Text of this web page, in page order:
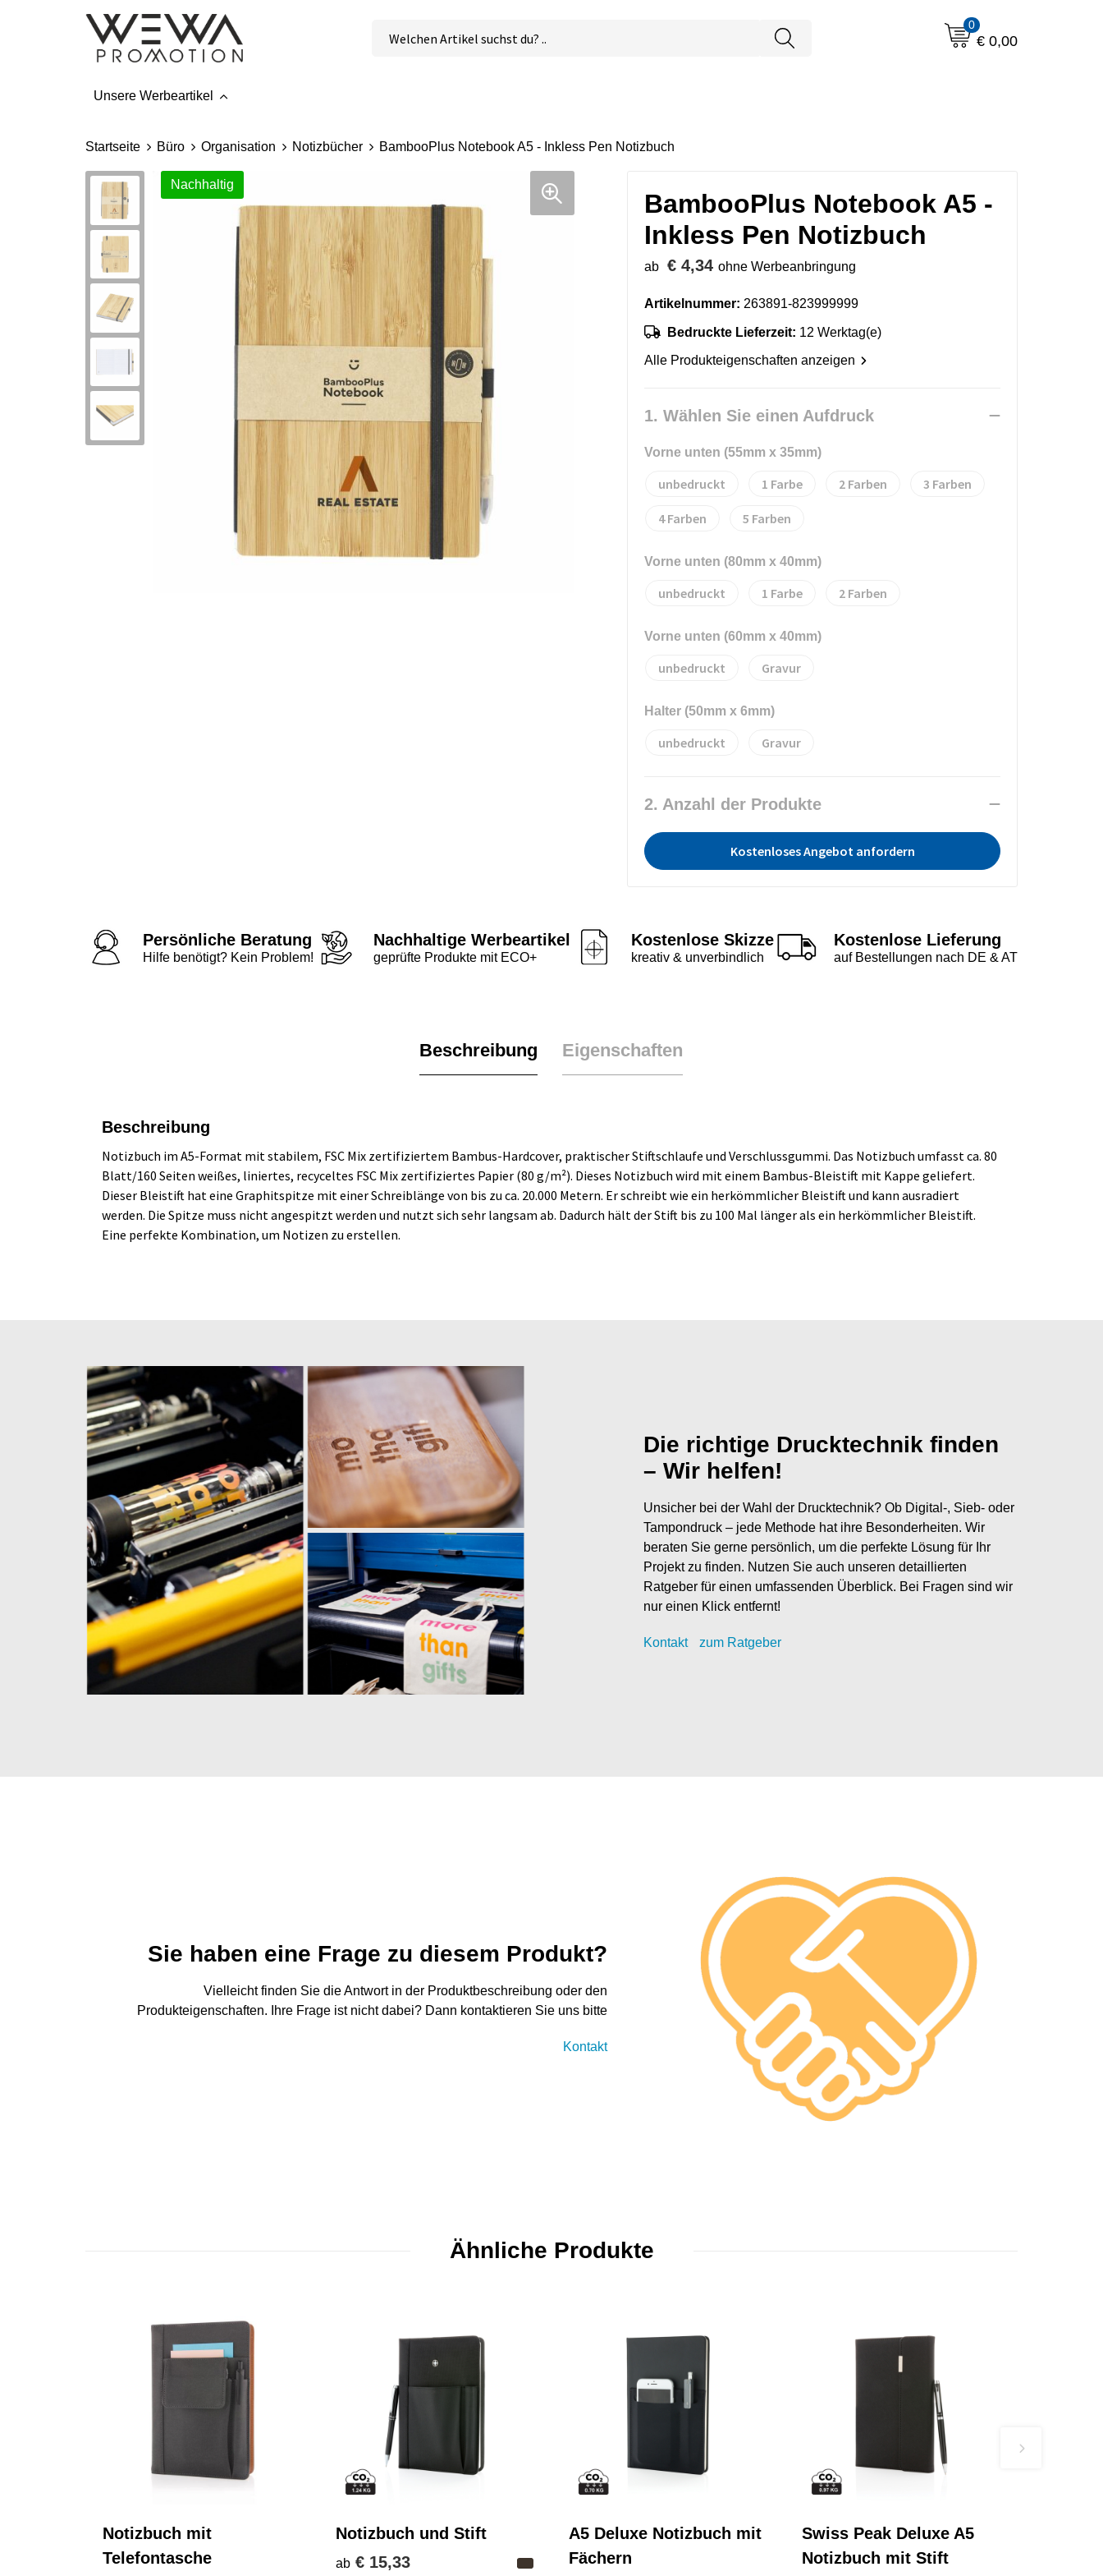
0
€ 0,00
Unsere Werbeartikel
Startseite Büro Organisation Notizbücher BambooPlus Notebook A5 - Inkless Pen Notizbuch
Nachhaltig
BambooPlus Notebook A5 -
Inkless Pen Notizbuch
ab € 4,34 ohne Werbeanbringung
Artikelnummer: 263891-823999999
Bedruckte Lieferzeit: 12 Werktag(e)
Alle Produkteigenschaften anzeigen
1. Wählen Sie einen Aufdruck
Vorne unten (55mm x 35mm)
unbedruckt 1 2 3
4 5
Vorne unten (80mm x 40mm)
unbedruckt 1 2
Vorne unten (60mm x 40mm)
unbedruckt Gravur
Halter (50mm x 6mm)
unbedruckt Gravur
2. Anzahl der Produkte
Kostenloses Angebot anfordern
Persönliche Beratung
Hilfe benötigt? Kein Problem!
Nachhaltige Werbeartikel
geprüfte Produkte mit ECO+
Kostenlose Skizze
kreativ & unverbindlich
Kostenlose Lieferung
auf Bestellungen nach DE & AT
Beschreibung Eigenschaften
Beschreibung
Notizbuch im A5-Format mit stabilem, FSC Mix zertifiziertem Bambus-Hardcover, praktischer Stiftschlaufe und Verschlussgummi. Das Notizbuch umfasst ca. 80
Blatt/160 Seiten weißes, liniertes, recyceltes FSC Mix zertifiziertes Papier (80 g/m²). Dieses Notizbuch wird mit einem Bambus-Bleistift mit Kappe geliefert.
Dieser Bleistift hat eine Graphitspitze mit einer Schreiblänge von bis zu ca. 20.000 Metern. Er schreibt wie ein herkömmlicher Bleistift und kann ausradiert
werden. Die Spitze muss nicht angespitzt werden und nutzt sich sehr langsam ab. Dadurch hält der Stift bis zu 100 Mal länger als ein herkömmlicher Bleistift.
Eine perfekte Kombination, um Notizen zu erstellen.
Die richtige Drucktechnik finden
– Wir helfen!
Unsicher bei der Wahl der Drucktechnik? Ob Digital-, Sieb- oder
Tampondruck – jede Methode hat ihre Besonderheiten. Wir
beraten Sie gerne persönlich, um die perfekte Lösung für Ihr
Projekt zu finden. Nutzen Sie auch unseren detaillierten
Ratgeber für einen umfassenden Überblick. Bei Fragen sind wir
nur einen Klick entfernt!
Kontakt zum Ratgeber
Sie haben eine Frage zu diesem Produkt?
Vielleicht finden Sie die Antwort in der Produktbeschreibung oder den
Produkteigenschaften. Ihre Frage ist nicht dabei? Dann kontaktieren Sie uns bitte
Kontakt
Ähnliche Produkte
Notizbuch mit
Telefontasche
Notizbuch und Stift
ab € 15,33
A5 Deluxe Notizbuch mit
Fächern
Swiss Peak Deluxe A5
Notizbuch mit Stift